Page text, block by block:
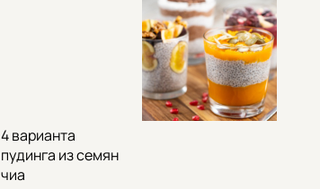
4 варианта
пудинга из семян
чиа